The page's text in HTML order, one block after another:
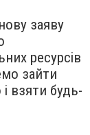
заяву
ресурсів
зайти
взяти будь-